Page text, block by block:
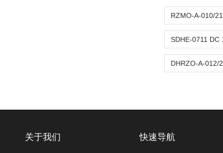
关于我们 快速导航